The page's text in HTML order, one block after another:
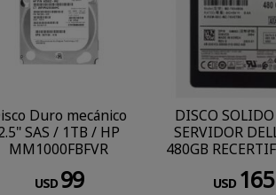
Duro mecánico
SAS / 1TB / HP
MM1000FBFVR
USD 99
DISCO
SERVIDOR
480GB
USD 165